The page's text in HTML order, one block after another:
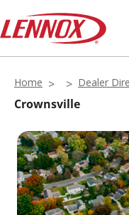
Home Dealer
Crownsville